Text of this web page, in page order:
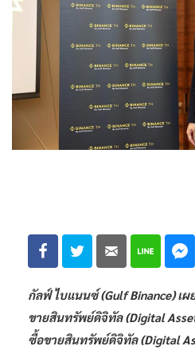
กัลฟ์ ไบแนนซ์ (Gulf Binance) เ
ขายสินทรัพย์ดิจิทัล (Digital
ซื้อขายสินทรัพย์ดิจิทัล (Digital